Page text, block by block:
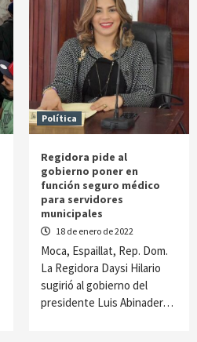
Política
Regidora pide al
gobierno poner en
función seguro médico
para servidores
municipales
18 de enero de 2022
Moca, Espaillat, Rep. Dom.
La Regidora Daysi Hilario
sugirió al gobierno del
presidente Luis Abinader…